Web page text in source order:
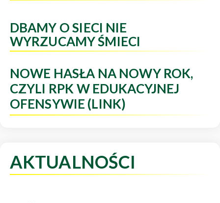
DBAMY O SIECI NIE
WYRZUCAMY ŚMIECI
NOWE HASŁA NA NOWY ROK,
CZYLI RPK W EDUKACYJNEJ
OFENSYWIE (LINK)
AKTUALNOŚCI